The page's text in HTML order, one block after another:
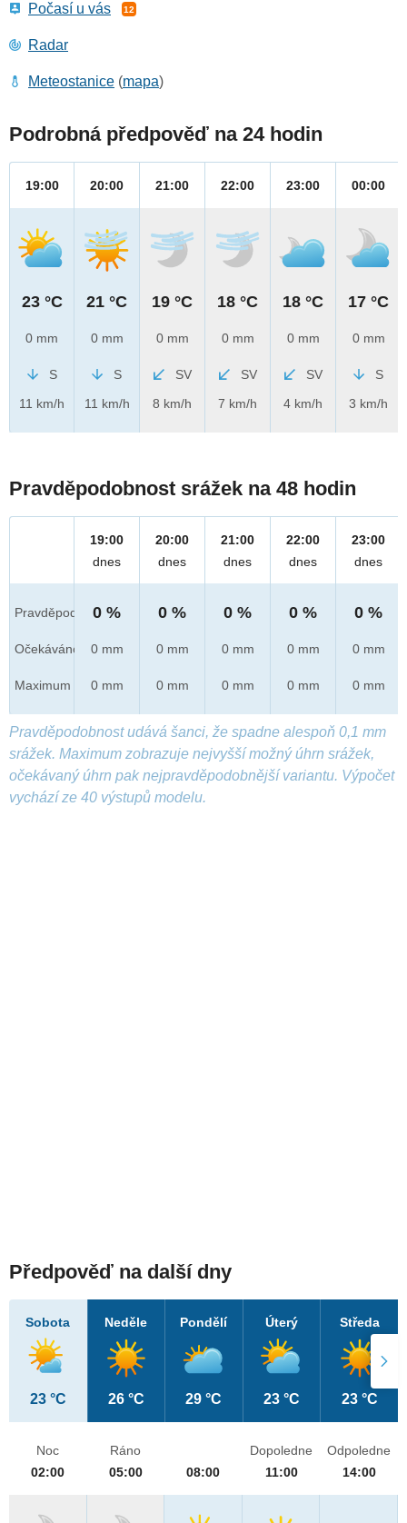
Počasí u vás 12
Radar
Meteostanice (mapa)
Podrobná předpověď na 24 hodin
19:00
23 °C
0 mm
S
11 km/h
20:00
21 °C
0 mm
S
11 km/h
21:00
19 °C
0 mm
SV
8 km/h
22:00
18 °C
0 mm
SV
7 km/h
23:00
18 °C
0 mm
SV
4 km/h
00:00
17 °C
0 mm
S
3 km/h
Pravděpodobnost srážek na 48 hodin
Pravděpod.
Očekáváno
Maximum
19:00
dnes
0 %
0 mm
0 mm
20:00
dnes
0 %
0 mm
0 mm
21:00
dnes
0 %
0 mm
0 mm
22:00
dnes
0 %
0 mm
0 mm
23:00
dnes
0 %
0 mm
0 mm
Pravděpodobnost udává šanci, že spadne alespoň 0,1 mm
srážek. Maximum zobrazuje nejvyšší možný úhrn srážek,
očekávaný úhrn pak nejpravděpodobnější variantu. Výpočet
vychází ze 40 výstupů modelu.
Předpověď na další dny
Sobota
23 °C
Neděle
26 °C
Pondělí
29 °C
Úterý
23 °C
Středa
23 °C
Noc
02:00
Ráno
05:00
08:00
Dopoledne
11:00
Odpoledne
14:00